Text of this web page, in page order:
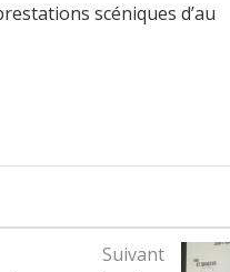
scéniques d’au
Suivant